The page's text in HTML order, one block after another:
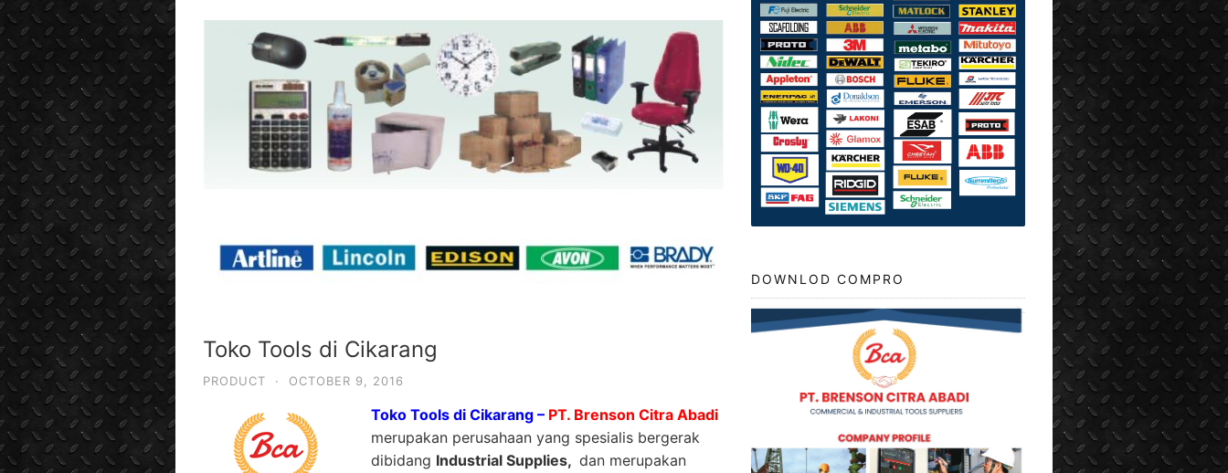
Toko Tools di Cikarang
PRODUCT · OCTOBER 9, 2016
Toko Tools di Cikarang – PT. Brenson Citra Abadi
merupakan perusahaan yang spesialis bergerak
dibidang Industrial Supplies, dan merupakan
DOWNLOD COMPRO